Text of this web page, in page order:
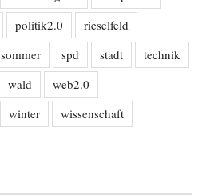
politik2.0
rieselfeld
sommer spd stadt
technik
wald
web2.0
winter wissenschaft